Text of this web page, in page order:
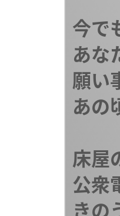
今で
あな
願い
あの
床屋
公衆
きの